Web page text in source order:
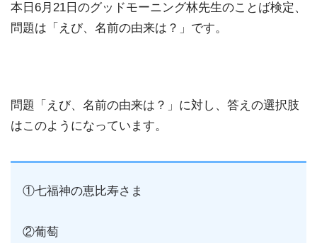
本日6月21日のグッドモーニング林先生のことば検定、
問題は「えび、名前の由来は？」です。
問題「えび、名前の由来は？」に対し、答えの選択肢
はこのようになっています。
①七福神の恵比寿さま
②葡萄